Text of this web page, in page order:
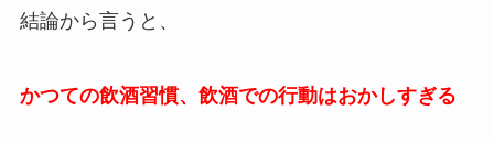
結論から言うと、
かつての飲酒習慣、飲酒での行動はおかしすぎる